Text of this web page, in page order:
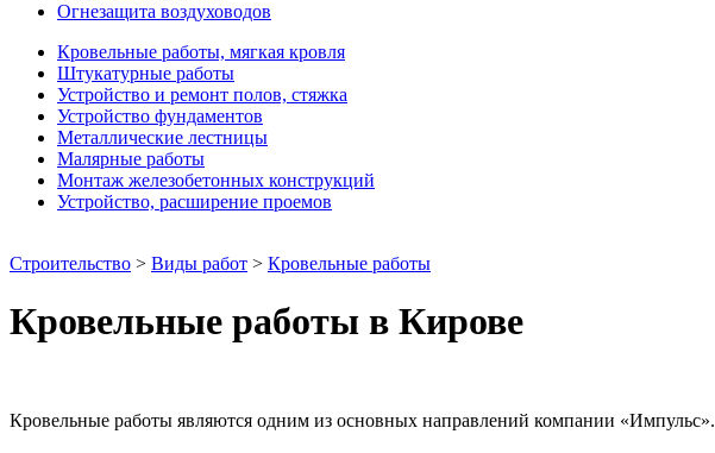
Огнезащита воздуховодов
Кровельные работы, мягкая кровля
Штукатурные работы
Устройство и ремонт полов, стяжка
Устройство фундаментов
Металлические лестницы
Малярные работы
Монтаж железобетонных конструкций
Устройство, расширение проемов
Строительство > Виды работ > Кровельные работы
Кровельные работы в Кирове
Кровельные работы являются одним из основных направлений компании «Импульс».